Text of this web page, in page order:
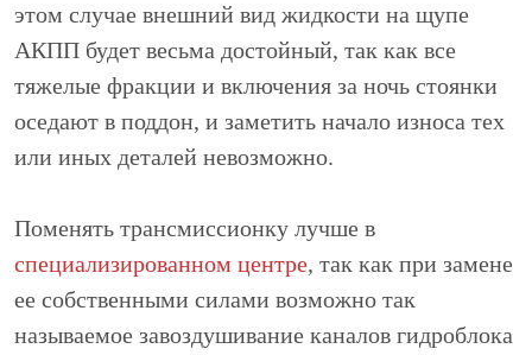
этом случае внешний вид жидкости на щупе
АКПП будет весьма достойный, так как все
тяжелые фракции и включения за ночь стоянки
оседают в поддон, и заметить начало износа тех
или иных деталей невозможно.
Поменять трансмиссионку лучше в
специализированном центре, так как при замене
ее собственными силами возможно так
называемое завоздушивание каналов гидроблока